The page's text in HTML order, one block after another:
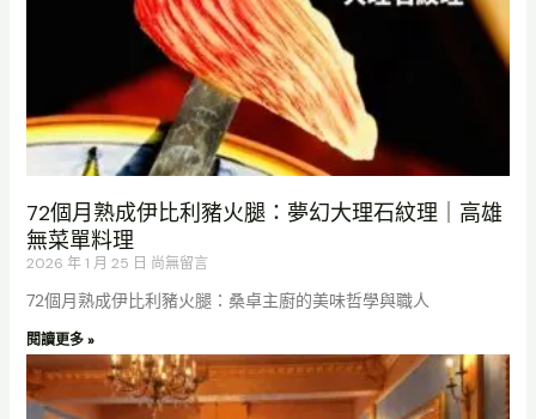
72個月熟成伊比利豬火腿：夢幻大理石紋理｜高雄
無菜單料理
2026 年 1 月 25 日 尚無留言
72個月熟成伊比利豬火腿：桑卓主廚的美味哲學與職人
閱讀更多 »